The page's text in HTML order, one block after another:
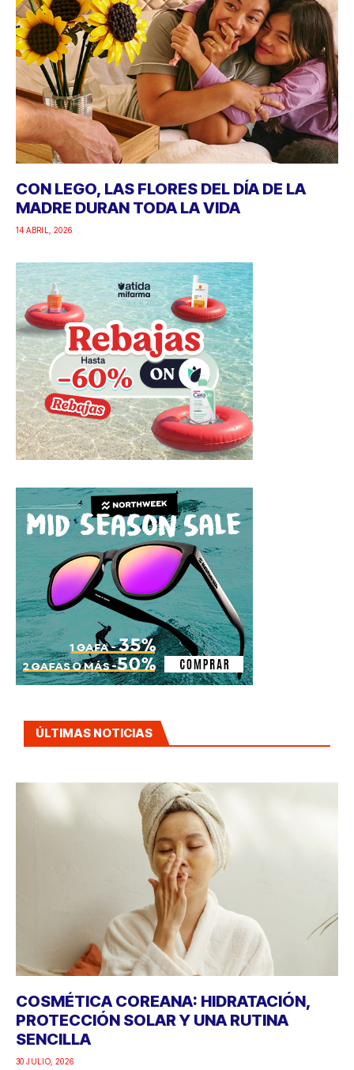
CON LEGO, LAS FLORES DEL DÍA DE LA
MADRE DURAN TODA LA VIDA
14 ABRIL, 2026
ÚLTIMAS NOTICIAS
COSMÉTICA COREANA: HIDRATACIÓN,
PROTECCIÓN SOLAR Y UNA RUTINA
SENCILLA
30 JULIO, 2026